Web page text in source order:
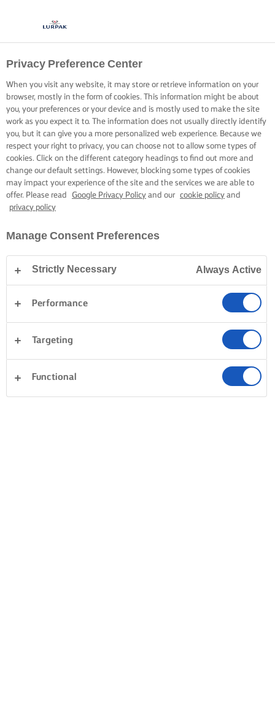
Privacy Preference Center
When you visit any website, it may store or retrieve information on your
browser, mostly in the form of cookies. This information might be about
you, your preferences or your device and is mostly used to make the site
work as you expect it to. The information does not usually directly identify
you, but it can give you a more personalized web experience. Because we
respect your right to privacy, you can choose not to allow some types of
cookies. Click on the different category headings to find out more and
change our default settings. However, blocking some types of cookies
may impact your experience of the site and the services we are able to
offer. Please read
Google Privacy Policy and our cookie policy and
privacy policy
Manage Consent Preferences
Strictly Necessary Always Active
Performance
Targeting
Functional